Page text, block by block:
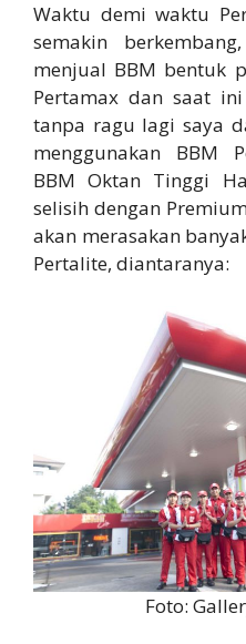
Waktu demi waktu
semakin
menjual BBM bentuk
Pertamax dan saat
tanpa ragu lagi saya
menggunakan BBM
BBM Oktan Tinggi
selisih dengan
akan merasakan
Pertalite, diantaranya:
Foto: